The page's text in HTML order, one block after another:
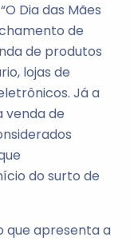
Dia das Mães
de
de produtos
lojas de
Já a
de
do surto de
que apresenta a